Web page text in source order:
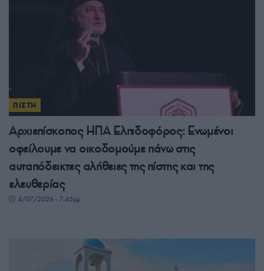
ΠΙΣΤΗ
Αρχιεπίσκοπος ΗΠΑ Ελπιδοφόρος: Ενωμένοι
οφείλουμε να οικοδομούμε πάνω στις
αυταπόδεικτες αλήθειες της πίστης και της
ελευθερίας
4/07/2026 - 7:45μμ